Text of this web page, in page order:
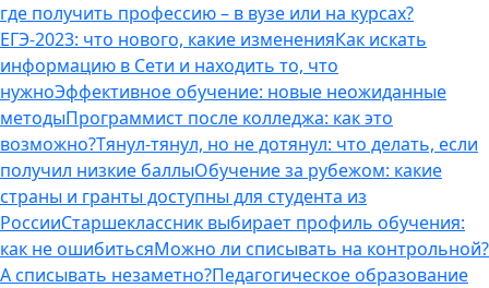
где получить профессию – в вузе или на курсах?
ЕГЭ-2023: что нового, какие измененияКак искать
информацию в Сети и находить то, что
нужноЭффективное обучение: новые неожиданные
методыПрограммист после колледжа: как это
возможно?Тянул-тянул, но не дотянул: что делать, если
получил низкие баллыОбучение за рубежом: какие
страны и гранты доступны для студента из
РоссииСтаршеклассник выбирает профиль обучения:
как не ошибитьсяМожно ли списывать на контрольной?
А списывать незаметно?Педагогическое образование